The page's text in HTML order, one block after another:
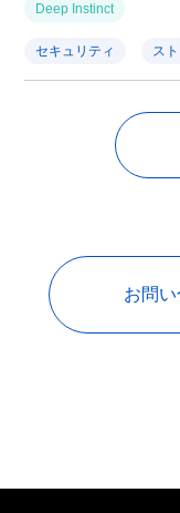
Deep Instinct
セキュリティ ス
お問